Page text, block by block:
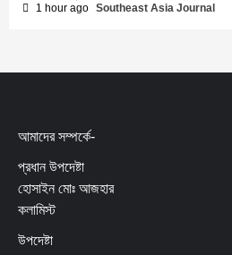
1 hour ago Southeast Asia Journal
আমাদের সম্পর্কে-
প্রধান উপদেষ্টা
হোসাইন মোঃ আজহার
কলামিস্ট
উপদেষ্টা